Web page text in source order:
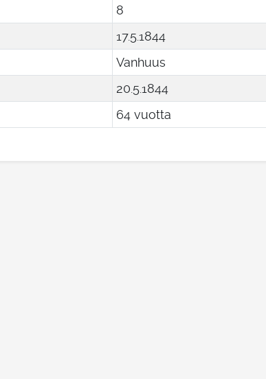
8
17.5.1844
Vanhuus
20 5.1844
64 vuotta